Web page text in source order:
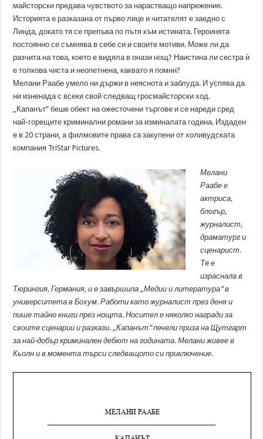
майсторски предава чувството за нарастващо напрежение.
Историята е разказана от първо лице и читателят е заедно с
Линда, докато тя се препъва по пътя към истината. Героинята
постоянно се съмнява в себе си и своите мотиви. Може ли да
разчита на това, което е видяла в онази нощ? Наистина ли сестра ѝ
е толкова чиста и неопетнена, каквато я помни?
Мелани Раабе умело ни държи в неяснота и заблуда. И успява да
ни изненада с всеки свой следващ гросмайсторски ход.
„Капанът” беше обект на ожесточени търгове и се нареди сред
най-горещите криминални романи за изминалата година. Издаден
е в 20 страни, а филмовите права са закупени от холивудската
компания TriStar Pictures.
Мелани
Раабе е
актриса,
блогър,
журналист,
драматург и
сценарист.
Тя е
израснала в
Тюрингия, Германия, и е завършила „Медии и литература” в
университета в Бохум. Работи като журналист през деня и
пише тайно книги през нощта. Носител е няколко награди за
своите сценарии и разкази. „Капанът” печели приза на Щутгарт
за най-добър криминален дебют на годината. Мелани живее в
Кьолн и в момента търси следващото си приключение.